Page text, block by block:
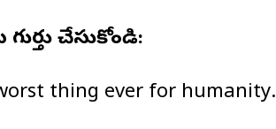
చేసుకోండి:
thing ever for